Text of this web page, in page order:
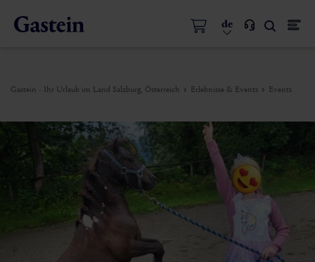
de
Gastein - Ihr Urlaub im Land Salzburg, Österreich Erlebnisse & Events Events